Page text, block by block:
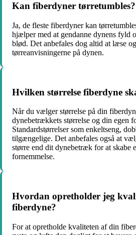
Kan fiberdyner tørretumbles?
Ja, de fleste fiberdyner kan
hjælper med at gendanne dynens fyld
blød. Det anbefales dog altid at læse
tørreanvisningerne på dynen.
Hvilken størrelse fiberdyne
Når du vælger størrelse på din
dynebetrækkets størrelse og din egen
Standardstørrelser som enkeltseng,
tilgængelige. Det anbefales også at
større end dit dynebetræk for at skabe
fornemmelse.
Hvordan opretholder jeg
fiberdyne?
For at opretholde kvaliteten af din